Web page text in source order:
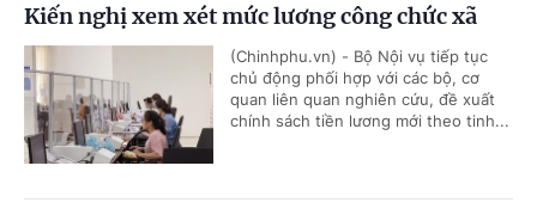
Kiến nghị xem xét mức lương công chức xã
(Chinhphu.vn) - Bộ Nội vụ tiếp tục
chủ động phối hợp với các bộ, cơ
quan liên quan nghiên cứu, đề xuất
chính sách tiền lương mới theo tinh...